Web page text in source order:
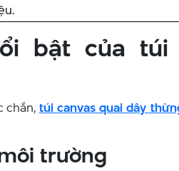
bật của túi
chắn, túi canvas quai dây
trường